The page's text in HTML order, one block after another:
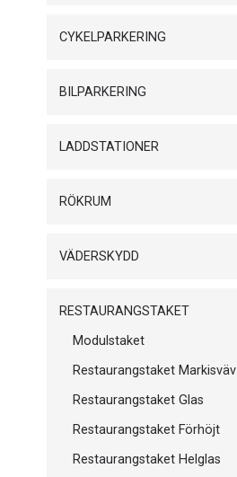
CYKELPARKERING
BILPARKERING
LADDSTATIONER
RÖKRUM
VÄDERSKYDD
RESTAURANGSTAKET
Modulstaket
Restaurangstaket Markisväv
Restaurangstaket Glas
Restaurangstaket Förhöjt
Restaurangstaket Helglas